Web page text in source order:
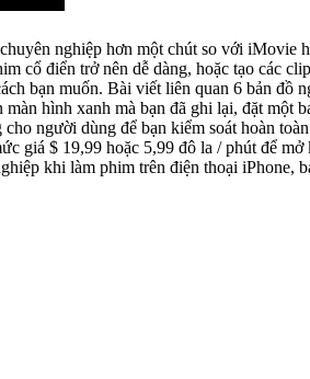
nên dễ dàng, hoặc tạo các clip phong cách
không cần kết nối
kiểm soát hoàn toàn cách ghi lại cảnh quay. Có
giá $ 19,99 hoặc 5,99 đô la / phút để
nghiệp khi làm phim trên điện thoại